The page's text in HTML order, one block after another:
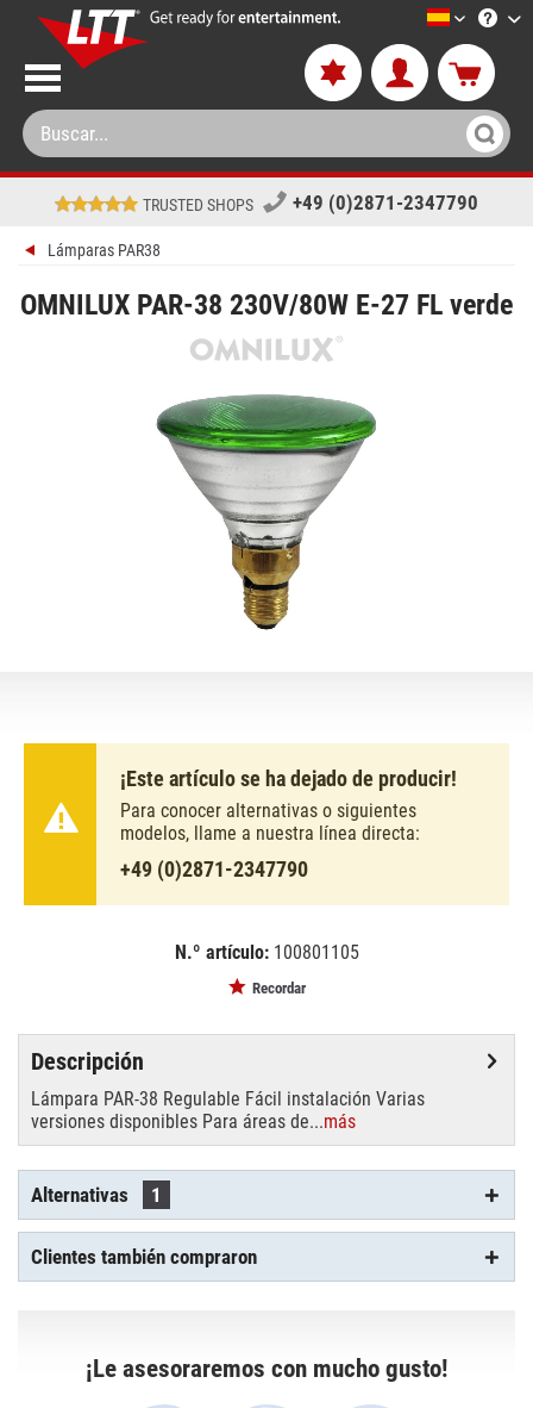
LTT-
TRUSTED SHOPS +49 (0)2871-2347790
Lámparas PAR38
OMNILUX PAR-38 230V/80W E-27 FL verde
¡Este artículo se ha dejado de producir!
Para conocer alternativas o siguientes
modelos, llame a nuestra línea directa:
+49 (0)2871-2347790
N.º artículo: 100801105
Recordar
Descripción
Lámpara PAR-38 Regulable Fácil instalación Varias
versiones disponibles Para áreas de...más
Alternativas 1
Clientes también compraron
¡Le asesoraremos con mucho gusto!